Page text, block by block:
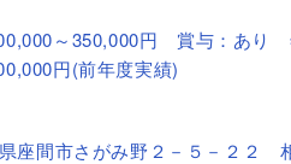
～350,000円 賞与：あ
円(前年度実績)
座間市さがみ野２－５－２２